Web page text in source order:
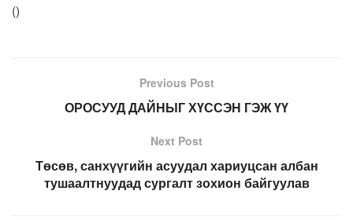
()
Previous Post
ОРОСУУД ДАЙНЫГ ХҮССЭН ГЭЖ ҮҮ
Next Post
Төсөв, санхүүгийн асуудал хариуцсан албан
тушаалтнуудад сургалт зохион байгуулав